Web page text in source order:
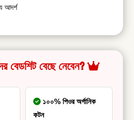
আদর্শ
বেডশিট বেছে নেবেন?
১০০% পিওর অর্গানিক
কটন